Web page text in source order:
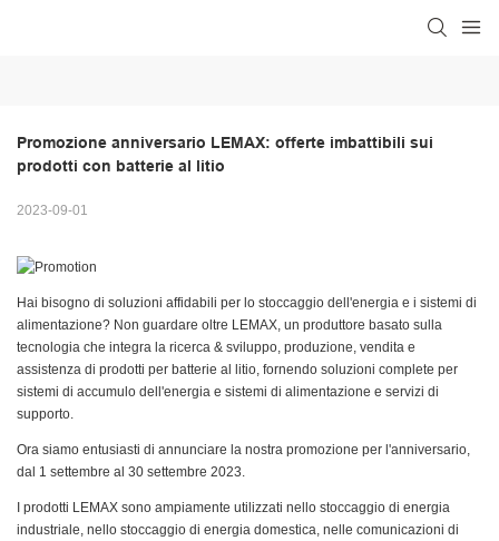
Promozione anniversario LEMAX: offerte imbattibili sui
prodotti con batterie al litio
2023-09-01
Hai bisogno di soluzioni affidabili per lo stoccaggio dell'energia e i sistemi di
alimentazione? Non guardare oltre LEMAX, un produttore basato sulla
tecnologia che integra la ricerca & sviluppo, produzione, vendita e
assistenza di prodotti per batterie al litio, fornendo soluzioni complete per
sistemi di accumulo dell'energia e sistemi di alimentazione e servizi di
supporto.
Ora siamo entusiasti di annunciare la nostra promozione per l'anniversario,
dal 1 settembre al 30 settembre 2023.
I prodotti LEMAX sono ampiamente utilizzati nello stoccaggio di energia
industriale, nello stoccaggio di energia domestica, nelle comunicazioni di